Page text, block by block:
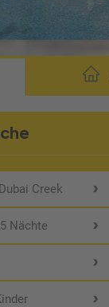
Creek
Nächte